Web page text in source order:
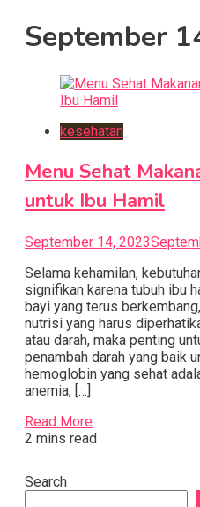
September
kesehatan
Menu Sehat
untuk Ibu Hamil
September 14, 2023
Selama kehamilan,
signifikan karena tubuh ibu
bayi yang terus
nutrisi yang harus
atau darah, maka penting
penambah darah yang baik
hemoglobin yang sehat
anemia, […]
Read More
2 mins read
Search